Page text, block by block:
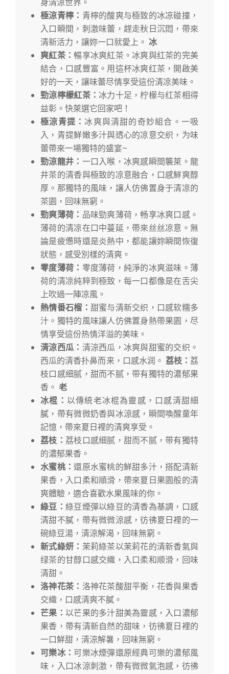
極涼青檸： 青檸的酸爽与極致的冰凉碰撞，
入口瞬間，刺激味蕾，趕走秋日沉悶，帶來
清新活力，讓妳一口就愛上。冰
爽紅茶： 暢享冰爽紅茶。冰爽與红茶的完美
結合，口感豐富。用這杯冰爽红茶，開啟美
好的一天，讓味蕾尽情享受這份清凉美味。
勁涼檸檬紅茶： 冰力十足，柠檬与红茶相得
益彰。快萊選它回家吧！
極涼青提： 冰爽與清甜的奇妙組合。一吸
入，青提鮮嫩多汁與透心的凉意交织，为味
蕾帶來一場獨特的盛宴~
勁涼龍井： 一口入喉，冰爽感瞬間襲萊。龍
井茶的清香與極致的凉意融合，口感鮮爽醇
厚。那獨特的風味，讓人仿佛置身于清凉的
茶園，回味無窮。
勁爽薄荷： 品味勁爽薄荷，畅享冰爽口感。
薄荷的清凉在口中蔓延，帶來丝丝凉意。無
論是疲憊時還是炎熱中，都能讓妳瞬間恢復
狀態，感受別樣的清爽。
零度薄荷： 零度薄荷，純淨的冰爽滋味。薄
荷的清凉純粹到極致，每一口都像是在舌尖
上吹過一陣凉風。
熱情番石榴： 甜蜜与清新交织，口感软糯多
汁。獨特的風味讓人仿佛置身熱帶果園，尽
情享受這份热情洋溢的美味。
清涼西瓜： 清涼西瓜，冰爽與甜蜜的交织。
西瓜的清香扑鼻而来，口感水润。 荔枝： 荔
枝口感细腻，甜而不腻，带有獨特的濃郁果
香。老
冰棍： 以傳統老冰棍為靈感，口感清甜細
膩，帶有微微奶香與冰涼感，瞬間喚醒童年
記憶，帶來夏日裡的清爽享受。
荔枝： 荔枝口感细腻，甜而不腻，带有獨特
的濃郁果香。
水蜜桃：還原水蜜桃的鮮甜多汁，搭配清新
果香，入口柔和順滑，帶來夏日果園般的清
爽體驗，適合喜歡水果風味的你。
綠豆： 綠豆煙彈以綠豆的清香為基調，口感
清甜不膩，帶有微微涼感，彷彿夏日裡的一
碗綠豆湯，清涼解渴，回味無窮。
新式綠妍： 茉莉綠茶以茉莉花的清新香氣與
绿茶的甘醇口感交織，入口柔和顺滑，回味
清甜。
洛神花茶： 洛神花茶酸甜平衡，花香與果香
交織，口感清爽不膩。
芒果： 以芒果的多汁甜美為靈感，入口濃郁
果香，帶有清新自然的甜味，彷彿夏日裡的
一口鮮甜，清涼解暑，回味無窮。
可樂冰： 可樂冰煙彈還原經典可樂的濃郁風
味，入口冰涼刺激，帶有微微氣泡感，彷彿